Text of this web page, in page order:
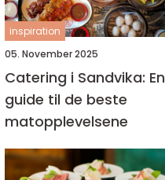
inspiration
05. November 2025
Catering i Sandvika: En
guide til de beste
matopplevelsene